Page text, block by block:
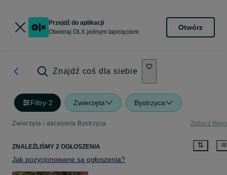
Przejdź do aplikacji
Otwieraj OLX jednym tapnięciem
Otwórz
Znajdź coś dla siebie
Filtry·2 Zwierzęta Bystrzyca
Zwierzęta i akcesoria Bystrzyca Zobacz
ZNALEŹLIŚMY 2 OGŁOSZENIA
Jak pozycjonowane są ogłoszenia?